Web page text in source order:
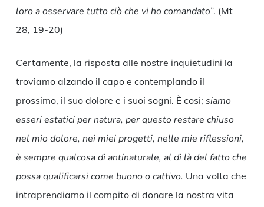
loro a osservare tutto ciò che vi ho comandato”. (Mt
28, 19-20)
Certamente, la risposta alle nostre inquietudini la
troviamo alzando il capo e contemplando il
prossimo, il suo dolore e i suoi sogni. È così; siamo
esseri estatici per natura, per questo restare chiuso
nel mio dolore, nei miei progetti, nelle mie riflessioni,
è sempre qualcosa di antinaturale, al di là del fatto che
possa qualificarsi come buono o cattivo. Una volta che
intraprendiamo il compito di donare la nostra vita